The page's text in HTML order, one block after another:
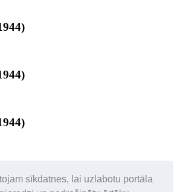
sīkdatnes, lai uzlabotu portāla